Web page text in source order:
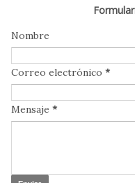
Nombre
Correo electrónico *
Mensaje *